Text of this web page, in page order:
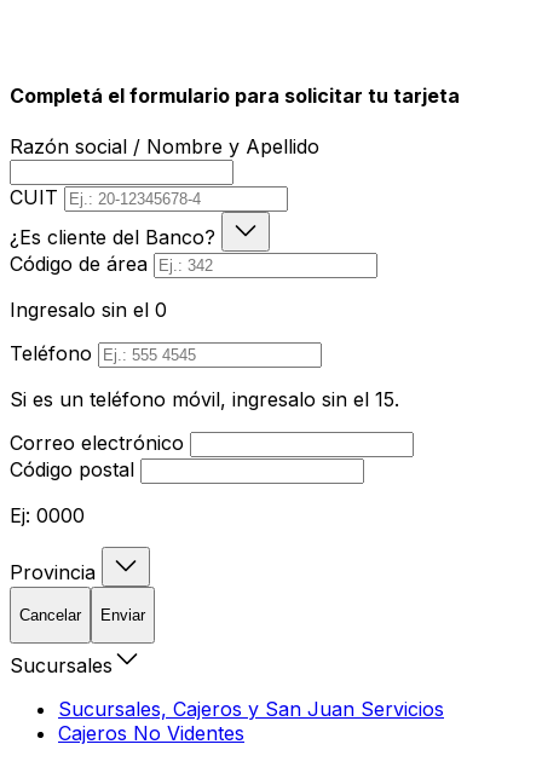
Completá el formulario para solicitar tu tarjeta
Razón social / Nombre y Apellido
CUIT
¿Es cliente del Banco?
Código de área
Ingresalo sin el 0
Teléfono
Si es un teléfono móvil, ingresalo sin el 15.
Correo electrónico
Código postal
Ej: 0000
Provincia
Cancelar Enviar
Sucursales
Sucursales, Cajeros y San Juan Servicios
Cajeros No Videntes